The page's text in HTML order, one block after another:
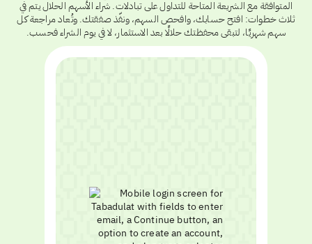
المتوافقة مع الشريعة المتاحة للتداول على تبادلات. شراء الأسهم الحلال يتم في
ثلاث خطوات: افتح حسابك، وافحص السهم، ونفّذ صفقتك. وتُعاد مراجعة كل
سهم شهريًا، لتبقى محفظتك حلالًا بعد الاستثمار، لا في يوم الشراء فحسب.